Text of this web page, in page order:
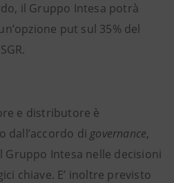
il Gruppo Intesa potrà
put sul 35% del
e distributore è
dall’accordo di governance,
Gruppo Intesa nelle decisioni
chiave. E’ inoltre previsto